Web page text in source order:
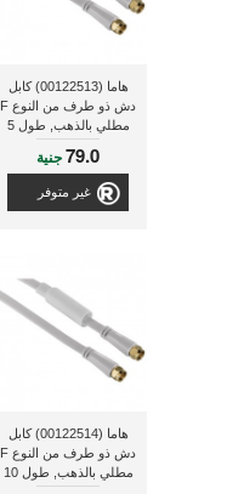
هاما (00122513) كابل
دش ذو طرف من النوع F
مطلي بالذهب, طول 5
متر79.0جنية
غير متوفر
هاما (00122514) كابل
دش ذو طرف من النوع F
مطلي بالذهب, طول 10